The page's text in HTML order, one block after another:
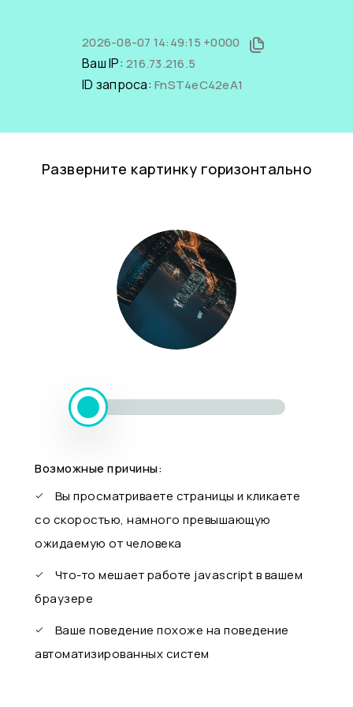
2026-08-07 14:49:15 +0000
Ваш IP: 216.73.216.5
ID запроса: FnST4eC42eA1
Разверните картинку горизонтально
Возможные причины:
Вы просматриваете страницы и кликаете
со скоростью, намного превышающую
ожидаемую от человека
Что-то мешает работе javascript в вашем
браузере
Ваше поведение похоже на поведение
автоматизированных систем